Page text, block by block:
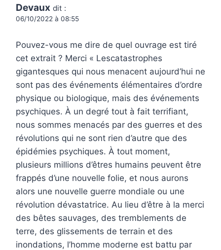
Devaux dit :
06/10/2022 à 08:55
Pouvez-vous me dire de quel ouvrage est tiré
cet extrait ? Merci « Lescatastrophes
gigantesques qui nous menacent aujourd’hui ne
sont pas des événements élémentaires d’ordre
physique ou biologique, mais des événements
psychiques. À un degré tout à fait terrifiant,
nous sommes menacés par des guerres et des
révolutions qui ne sont rien d’autre que des
épidémies psychiques. À tout moment,
plusieurs millions d’êtres humains peuvent être
frappés d’une nouvelle folie, et nous aurons
alors une nouvelle guerre mondiale ou une
révolution dévastatrice. Au lieu d’être à la merci
des bêtes sauvages, des tremblements de
terre, des glissements de terrain et des
inondations, l’homme moderne est battu par